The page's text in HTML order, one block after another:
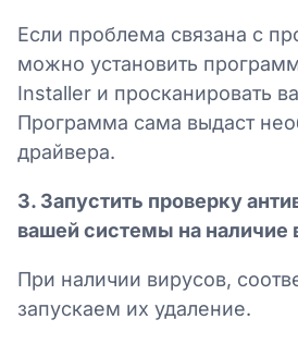
Если проблема связана с
можно установить
Installer и просканировать
Программа сама выдаст
драйвера.
3. Запустить проверку
вашей системы на наличие
При наличии вирусов,
запускаем их удаление.